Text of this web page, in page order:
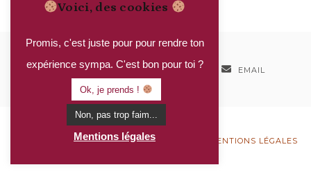
INSTAGRAM PINTEREST EMAIL
©RED AMENTIA - TOUS DROITS RÉSERVÉS MENTIONS LÉGALES
Voici, des cookies
Promis, c'est juste pour pour rendre ton
expérience sympa. C'est bon pour toi ?
Ok, je prends !
Non, pas trop faim...
Mentions légales